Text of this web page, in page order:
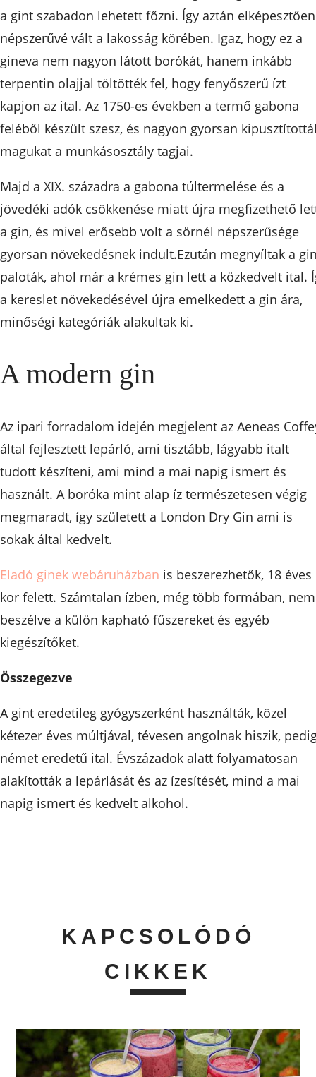
a gint szabadon lehetett főzni. Így aztán elképesztően
népszerűvé vált a lakosság körében. Igaz, hogy ez a
gineva nem nagyon látott borókát, hanem inkább
terpentin olajjal töltötték fel, hogy fenyőszerű ízt
kapjon az ital. Az 1750-es években a termő gabona
feléből készült szesz, és nagyon gyorsan
magukat a munkásosztály tagjai.
Majd a XIX. századra a gabona túltermelése és a
jövedéki adók csökkenése miatt újra megfizethető
a gin, és mivel erősebb volt a sörnél népszerűsége
gyorsan növekedésnek indult.Ezután megnyíltak a
paloták, ahol már a krémes gin lett a közkedvelt ital.
a kereslet növekedésével újra emelkedett a gin ára,
minőségi kategóriák alakultak ki.
A modern gin
Az ipari forradalom idején megjelent az Aeneas
által fejlesztett lepárló, ami tisztább, lágyabb italt
tudott készíteni, ami mind a mai napig ismert és
használt. A boróka mint alap íz természetesen végig
megmaradt, így született a London Dry Gin ami is
sokak által kedvelt.
Eladó ginek webáruházban is beszerezhetők, 18 éves
kor felett. Számtalan ízben, még több formában, nem
beszélve a külön kapható fűszereket és egyéb
kiegészítőket.
Összegezve
A gint eredetileg gyógyszerként használták, közel
kétezer éves múltjával, tévesen angolnak hiszik,
német eredetű ital. Évszázadok alatt folyamatosan
alakították a lepárlását és az ízesítését, mind a mai
napig ismert és kedvelt alkohol.
KAPCSOLÓDÓ
CIKKEK